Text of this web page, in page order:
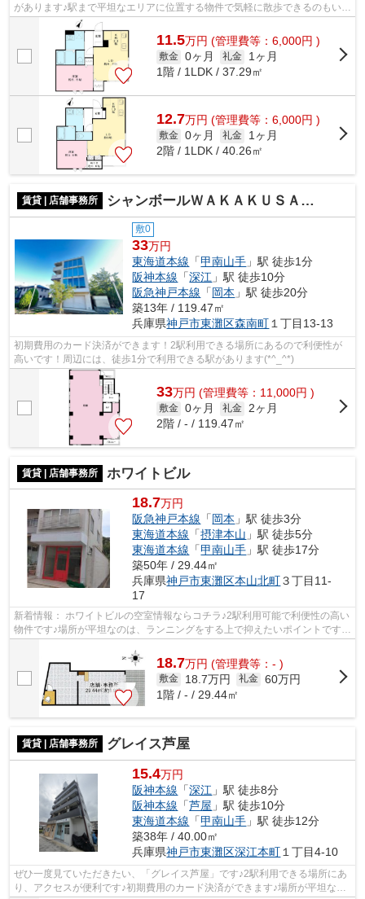
があります♪駅まで平坦なエリアに位置する物件で気軽に散歩できるのもいい
ですね♪こちらは初期費用をカードで...
11.5万円 (管理費等：6,000円 )
敷金 0ヶ月 礼金
1ヶ月
1階 / 1LDK / 37.29㎡
12.7万円 (管理費等：6,000円 )
敷金 0ヶ月 礼金
1ヶ月
2階 / 1LDK / 40.26㎡
賃貸 | 店舗事務所 シャンボールＷＡＫＡＫＵＳＡ甲南山手駅前
敷0
33万円
東海道本線 「甲南山手 」駅 徒歩1分
阪神本線 「深江 」駅 徒歩10分
阪急神戸本線 「岡本 」駅 徒歩20分
築13年 / 119.47㎡
兵庫県神戸市東灘区森南町 １丁目13-13
初期費用のカード決済ができます！2駅利用できる場所にあるので利便性が
高いです！周辺には、徒歩1分で利用できる駅があります(*^_^*)
33万円 (管理費等：11,000円 )
敷金 0ヶ月 礼金 2ヶ月
2階 / - / 119.47㎡
賃貸 | 店舗事務所 ホワイトビル
18.7万円
阪急神戸本線 「岡本 」駅 徒歩3分
東海道本線 「摂津本山 」駅 徒歩5分
東海道本線 「甲南山手 」駅 徒歩17分
築50年 / 29.44㎡
兵庫県神戸市東灘区本山北町３丁目11-
17
新着情報： ホワイトビルの空室情報ならコチラ♪2駅利用可能で利便性の高い
物件です♪場所が平坦なのは、ランニングをする上で抑えたいポイントですね
18.7万円 (管理費等：- )
敷金 18.7万円 礼金 60万円
1階 / - / 29.44㎡
賃貸 | 店舗事務所 グレイス芦屋
15.4万円
阪神本線 「深江 」駅 徒歩8分
阪神本線 「芦屋 」駅 徒歩10分
東海道本線 「甲南山手 」駅 徒歩12分
築38年 / 40.00㎡
兵庫県神戸市東灘区深江本町１丁目4-10
ぜひ一度見ていただきたい、「グレイス芦屋」です♪2駅利用できる場所にあ
り、アクセスが便利です♪初期費用のカード決済ができます♪場所が平坦なの